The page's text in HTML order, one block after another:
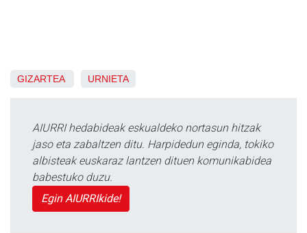
GIZARTEA URNIETA
AIURRI hedabideak eskualdeko nortasun hitzak
jaso eta zabaltzen ditu. Harpidedun eginda, tokiko
albisteak euskaraz lantzen dituen komunikabidea
babestuko duzu.
Egin AIURRIkide!